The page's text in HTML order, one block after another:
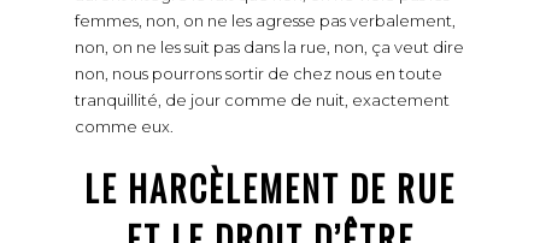
femmes, non, on ne les agresse pas verbalement,
non, on ne les suit pas dans la rue, non, ça veut dire
non, nous pourrons sortir de chez nous en toute
tranquillité, de jour comme de nuit, exactement
comme eux.
LE HARCÈLEMENT DE RUE